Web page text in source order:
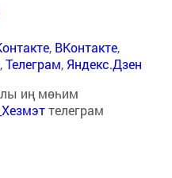
, ВКонтакте,
,Телеграм, Яндекс.Дзен
иң мөһим
телеграм